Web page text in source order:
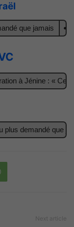
que jamais Il
à Jénine : « Ces
demandé que
Next article